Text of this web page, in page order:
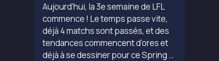
Aujourd’hui, la 3e semaine de LFL
commence ! Le temps passe vite,
déjà 4 matchs sont passés, et des
tendances commencent d’ores et
déjà à se dessiner pour ce Spring …